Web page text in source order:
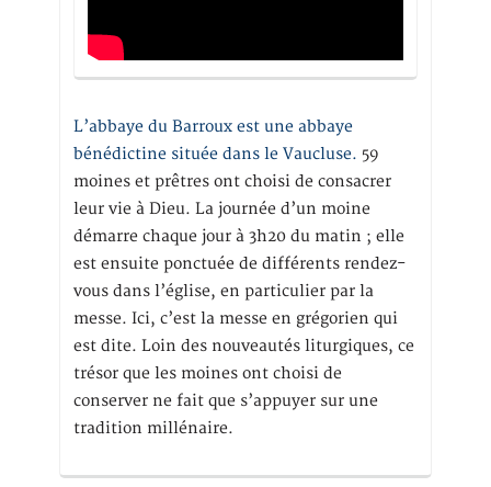
L’abbaye du Barroux est une abbaye
bénédictine située dans le Vaucluse. 59
moines et prêtres ont choisi de consacrer
leur vie à Dieu. La journée d’un moine
démarre chaque jour à 3h20 du matin ; elle
est ensuite ponctuée de différents rendez-
vous dans l’église, en particulier par la
messe. Ici, c’est la messe en grégorien qui
est dite. Loin des nouveautés liturgiques, ce
trésor que les moines ont choisi de
conserver ne fait que s’appuyer sur une
tradition millénaire.